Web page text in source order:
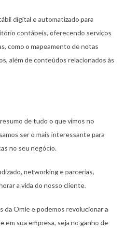
digital e automatizado para
contábeis, oferecendo serviços
como o mapeamento de notas
além de conteúdos relacionados às
de tudo o que vimos no
ser o mais interessante para
no seu negócio.
networking e parcerias,
a vida do nosso cliente.
da Omie e podemos revolucionar a
em sua empresa, seja no ganho de